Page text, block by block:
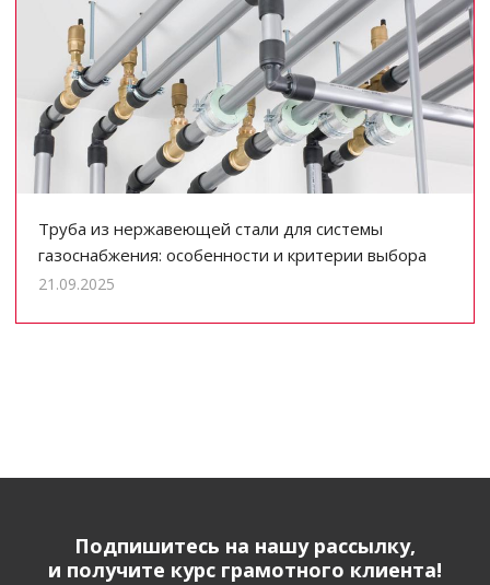
Труба из нержавеющей стали для системы
газоснабжения: особенности и критерии выбора
21.09.2025
Подпишитесь на нашу рассылку,
и получите курс грамотного клиента!